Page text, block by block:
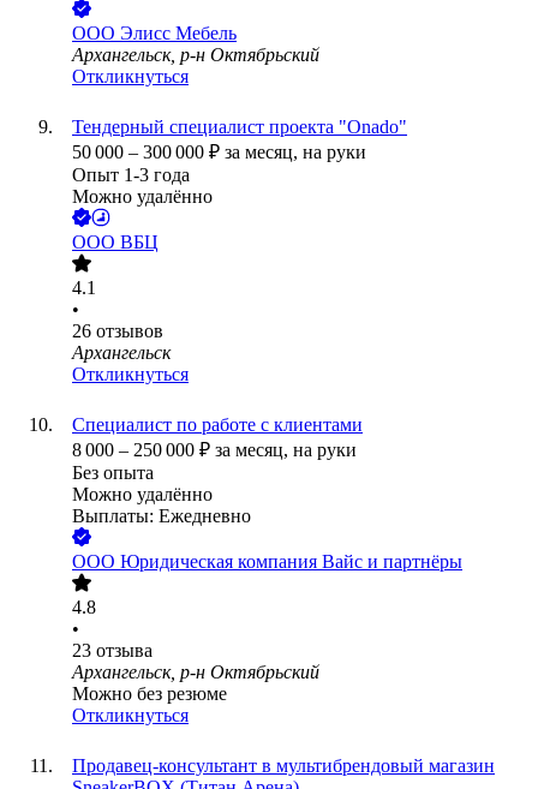
ООО Элисс Мебель
Архангельск, р-н Октябрьский
Откликнуться
Тендерный специалист проекта "Onado"
50 000 – 300 000 ₽ за месяц, на руки
Опыт 1-3 года
Можно удалённо
ООО ВБЦ
4.1
•
26 отзывов
Архангельск
Откликнуться
Специалист по работе с клиентами
8 000 – 250 000 ₽ за месяц, на руки
Без опыта
Можно удалённо
Выплаты: Ежедневно
ООО Юридическая компания Вайс и партнёры
4.8
•
23 отзыва
Архангельск, р-н Октябрьский
Можно без резюме
Откликнуться
Продавец-консультант в мультибрендовый магазин